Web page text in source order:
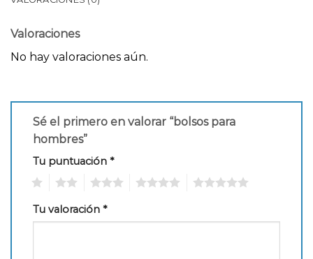
Valoraciones
No hay valoraciones aún.
Sé el primero en valorar “bolsos para
hombres”
Tu puntuación *
Tu valoración *